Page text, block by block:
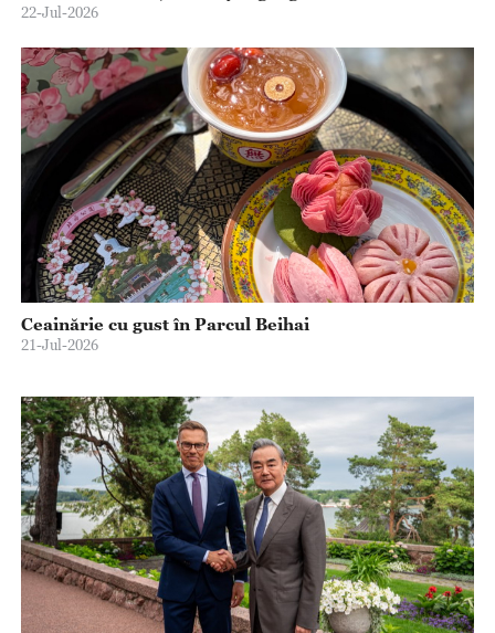
22-Jul-2026
Ceainărie cu gust în Parcul Beihai
21-Jul-2026